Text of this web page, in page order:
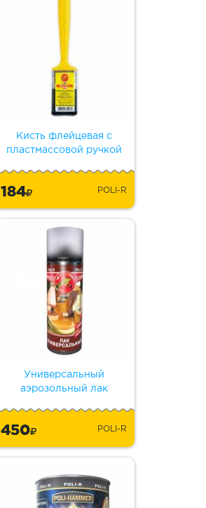
Кисть флейцевая с
пластмассовой ручкой
184 POLI-R
Универсальный
аэрозольный лак
450 POLI-R